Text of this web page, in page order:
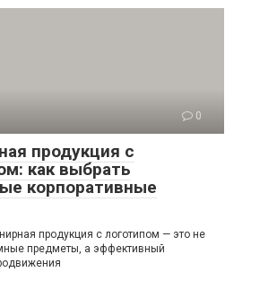
0
продукция с
как выбрать
корпоративные
продукция с логотипом — это не
предметы, а эффективный